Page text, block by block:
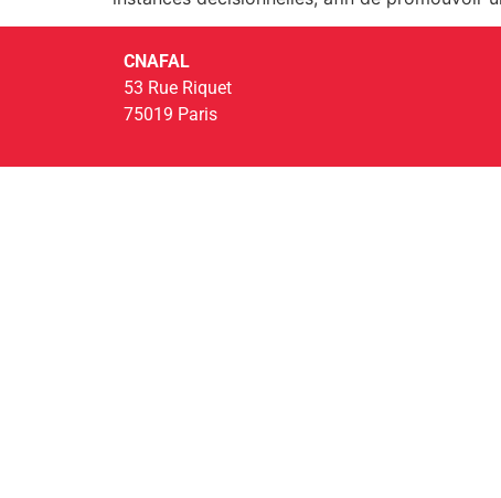
CNAFAL
53 Rue Riquet
75019 Paris